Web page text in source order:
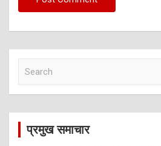
c
प्रमुख समाचार